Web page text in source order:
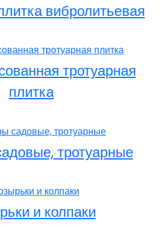
вибролитьевая
тротуарная
плитка
тротуарные
и колпаки